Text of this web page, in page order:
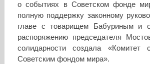
о событиях в Советском фонде
полную поддержку законному
главе с товарищем Бабуриным и
распоряжению председателя
солидарности создала «Комитет
Советским фондом мира».